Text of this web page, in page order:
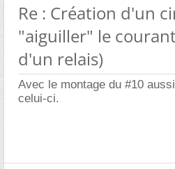
Re : Création d'un
"aiguiller" le
d'un relais)
Avec le montage du #10
celui-ci.